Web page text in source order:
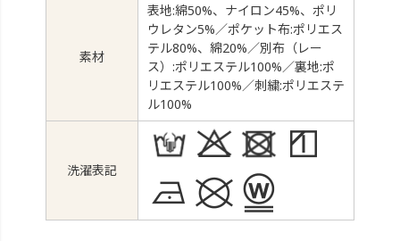
素材
表地:綿50%、ナイロン45%、ポリ
ウレタン5%／ポケット布:ポリエス
テル80%、綿20%／別布（レー
ス）:ポリエステル100%／裏地:ポ
リエステル100%／刺繍:ポリエステ
ル100%
洗濯表記